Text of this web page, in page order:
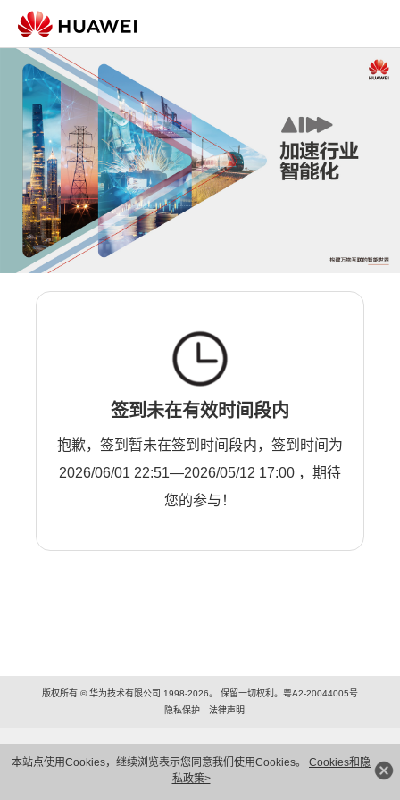
本站点使用Cookies，继续浏览表示您同意我们使用Cookies。 Cookies和隐
私政策>
签到未在有效时间段内
抱歉，签到暂未在签到时间段内，签到时间为
2026/06/01 22:51—2026/05/12 17:00 ，期待
您的参与！
版权所有 © 华为技术有限公司 1998-2026。 保留一切权利。粤A2-20044005号
隐私保护
法律声明